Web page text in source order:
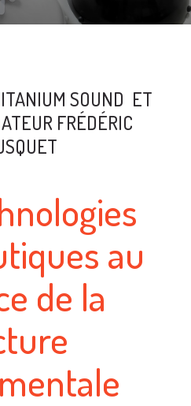
SOUND ET
FRÉDÉRIC
au
de la